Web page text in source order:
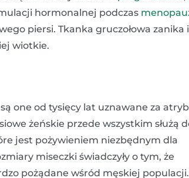
hormonalnej podczas
piersi. Tkanka gruczołowa zanika i
wiotkie.
one od tysięcy lat uznawane za
żeńskie przede wszystkim służą
jest pożywieniem niezbędnym dla
miseczki świadczyły o tym, że
pożądane wśród męskiej populacji.